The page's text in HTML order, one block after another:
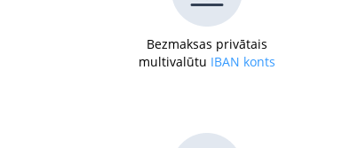
Bezmaksas privātais
multivalūtu IBAN konts